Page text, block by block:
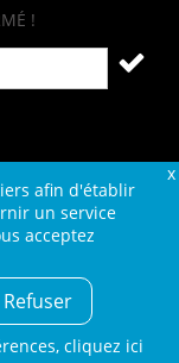
afin d'établir
un service
acceptez
Refuser
cliquez ici
!
nous ?
Liens
légales
réservés